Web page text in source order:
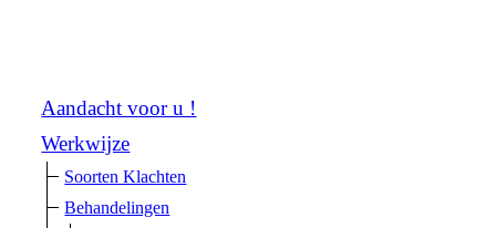
Aandacht voor u !
Werkwijze
Soorten Klachten
Behandelingen